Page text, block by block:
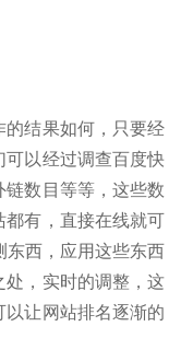
结果如何，只要经
可以经过调查百度快
链数目等等，这些数
都有，直接在线就可
东西，应用这些东西
处，实时的调整，这
让网站排名逐渐的